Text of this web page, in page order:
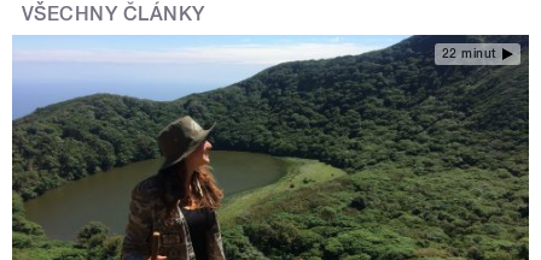
VŠECHNY ČLÁNKY
22 minut